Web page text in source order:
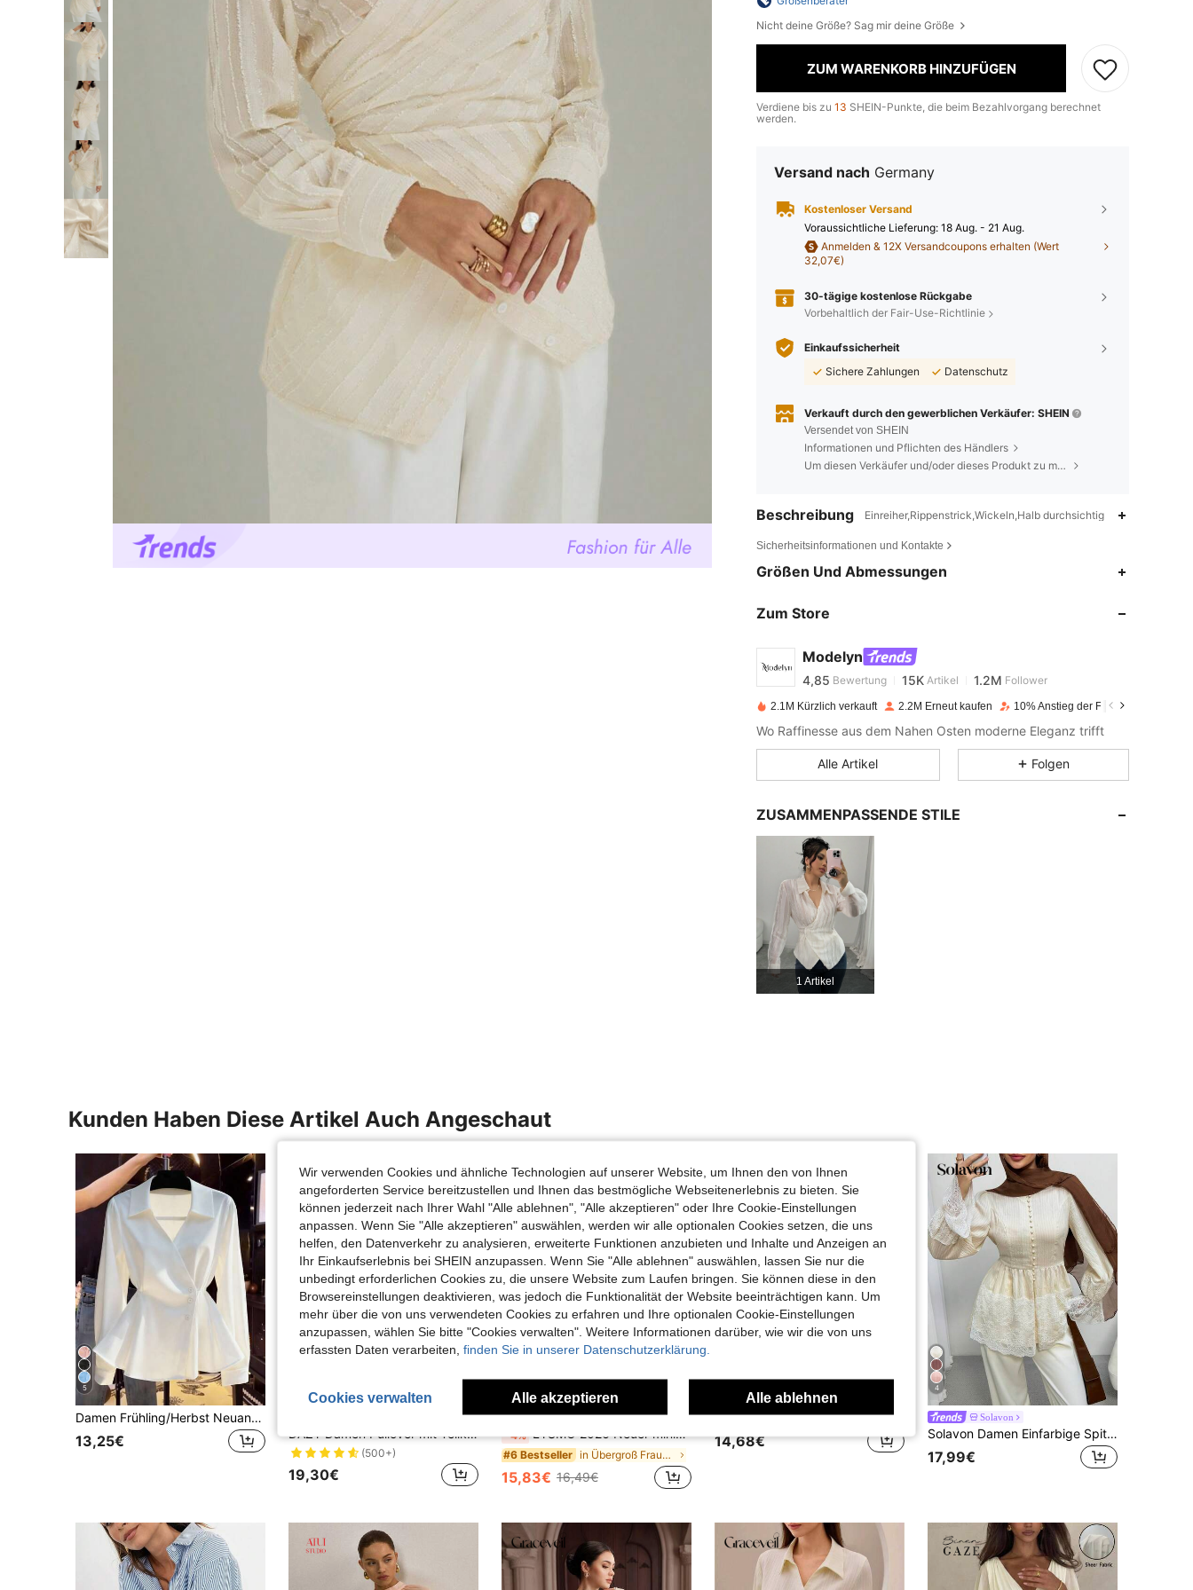
Nicht deine Größe? Sag mir deine Größe
ZUM WARENKORB HINZUFÜGEN
Verdiene bis zu 13 SHEIN-Punkte, die beim Bezahlvorgang berechnet
werden.
Versand nach Germany
Kostenloser Versand
Voraussichtliche Lieferung: 18 Aug. - 21 Aug.
Anmelden & 12X Versandcoupons erhalten (Wert
32,07€)
30-tägige kostenlose Rückgabe
Vorbehaltlich der Fair-Use-Richtlinie
Einkaufssicherheit
Sichere Zahlungen
Datenschutz
Verkauft durch den gewerblichen Verkäufer: SHEIN
Versendet von SHEIN
Informationen und Pflichten des Händlers
Um diesen Verkäufer und/oder dieses Produkt zu melden
Beschreibung Einreiher,Rippenstrick,Wickeln,Halb durchsichtig
Sicherheitsinformationen und Kontakte
Größen Und Abmessungen
Zum Store
Modelyn
4,85 15K
4,85 Bewertung 15K Artikel 1.2M Follower
4,85 15K 1.2M
4,85 15K 1.2M
4,85
4,85
4,85
4,85
2.1M Kürzlich verkauft 2.2M Erneut kaufen 10% Anstieg der Follower
Wo Raffinesse aus dem Nahen Osten moderne Eleganz trifft
Alle Artikel Folgen
ZUSAMMENPASSENDE STILE
1 Artikel
Kunden Haben Diese Artikel Auch Angeschaut
5
Damen Frühling/Herbst Neuankömmling einfarbige französische V-Ausschnitt Schleife Taille Casual Langarm Bluse Weiß
13,25€ DAZY Damen Pullover mit Teilkrempelleiste und Seitenbindung, lässiges elegantes Langarmoberteil
(500+)
19,30€
7
0,66€ sparen
LYSMO
-4% LYSMO 2026 Neuer minimalistischer Frühling/Sommer Damen lässig gestreifter beiger Muster locker sitzende Schleife-Vorderseite rückenfreie Bluse, geeignet für Arbeit, Pendeln und täglichen Gebrauch, Frühling/Herbst Damen Top und Hemd, gestreiftes Schleife-Taille Bluse
#6 Bestseller in Übergroß Frauen Blusen
15,83€ 16,49€
Damen weiße Langarm-Bluse mit taillierter Taille und Schal, elegant für Pendeln und Ausflüge, Frühling/Sommer
14,68€
4
Solavon
Solavon Damen Einfarbige Spitze Patchwork Plissee Casual Vielseitige Bluse für den täglichen Gebrauch
17,99€
Wir verwenden Cookies und ähnliche Technologien auf unserer Website, um Ihnen den von Ihnen
angeforderten Service bereitzustellen und Ihnen das bestmögliche Webseitenerlebnis zu bieten. Sie
können jederzeit nach Ihrer Wahl "Alle ablehnen", "Alle akzeptieren" oder Ihre Cookie-Einstellungen
anpassen. Wenn Sie "Alle akzeptieren" auswählen, werden wir alle optionalen Cookies setzen, die uns
helfen, den Datenverkehr zu analysieren, erweiterte Funktionen anzubieten und Inhalte und Anzeigen an
Ihr Einkaufserlebnis bei SHEIN anzupassen. Wenn Sie "Alle ablehnen" auswählen, lassen Sie nur die
unbedingt erforderlichen Cookies zu, die unsere Website zum Laufen bringen. Sie können diese in den
Browsereinstellungen deaktivieren, was jedoch die Funktionalität der Website beeinträchtigen kann. Um
mehr über die von uns verwendeten Cookies zu erfahren und Ihre optionalen Cookie-Einstellungen
anzupassen, wählen Sie bitte "Cookies verwalten". Weitere Informationen darüber, wie wir die von uns
erfassten Daten verarbeiten, finden Sie in unserer Datenschutzerklärung.
Cookies verwalten Alle akzeptieren Alle ablehnen